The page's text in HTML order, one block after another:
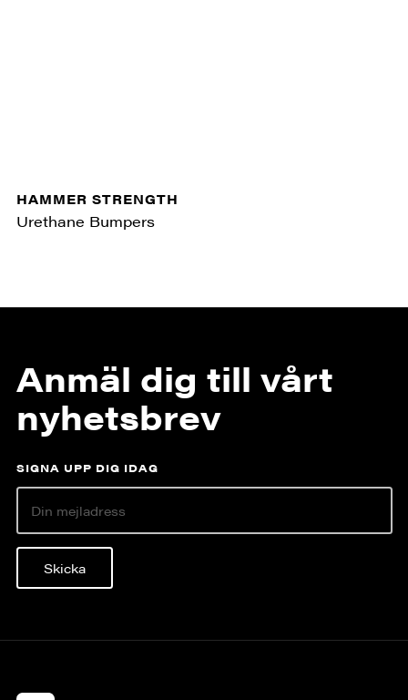
HAMMER STRENGTH
Urethane Bumpers
Anmäl dig till vårt
nyhetsbrev
SIGNA UPP DIG IDAG
Skicka